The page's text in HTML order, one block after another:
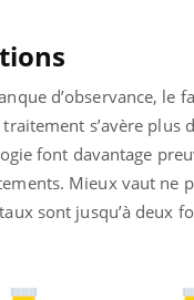
d’observance, le
s’avère
font davantage
Mieux vaut
sont jusqu’à deux